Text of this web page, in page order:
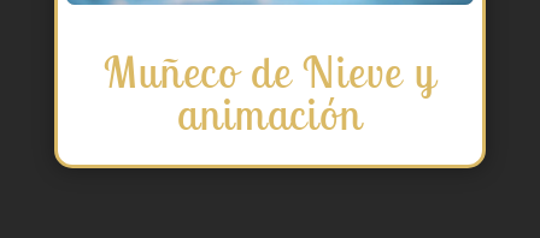
Muñeco de Nieve y
animación